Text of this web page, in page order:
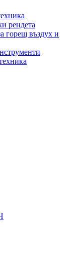
рендета
горещ въздух и